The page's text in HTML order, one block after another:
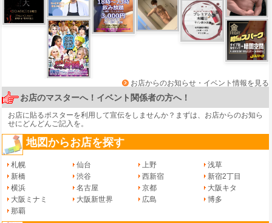
お店からのお知らせ・イベント情報を見る
お店のマスターへ！イベント関係者の方へ！
お店に貼るポスターを利用して宣伝をしませんか？まずは、 お店からのお知ら
せにどんどんご記入を。
地図からお店を探す
札幌 仙台 上野
浅草
新橋
渋谷 西新宿
新宿2丁目
横浜
名古屋 京都
大阪キタ
大阪ミナミ
大阪新世界 広島
博多
那覇